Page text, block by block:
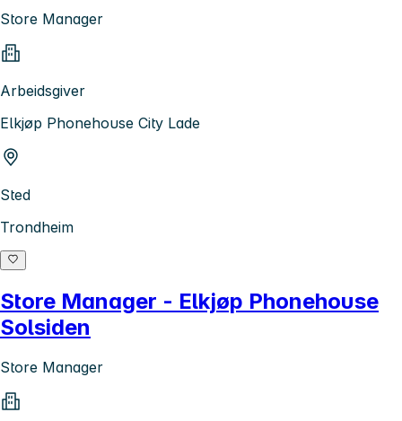
Store Manager
Arbeidsgiver
Elkjøp Phonehouse City Lade
Sted
Trondheim
Store Manager - Elkjøp Phonehouse
Solsiden
Store Manager